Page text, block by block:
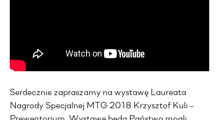
Serdecznie zapraszamy na wystawę Laureata
Nagrody Specjalnej MTG 2018 Krzysztof Kuli –